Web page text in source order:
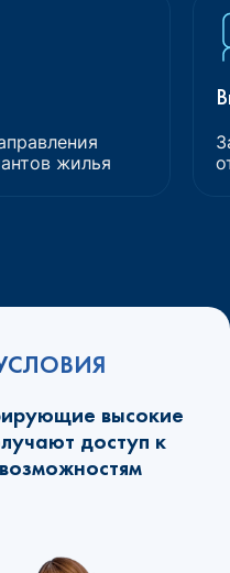
жилья
высокие
доступ к